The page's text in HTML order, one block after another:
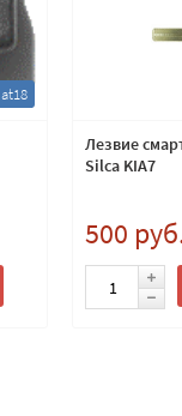
at18
Лезвие
Silca KIA7
500